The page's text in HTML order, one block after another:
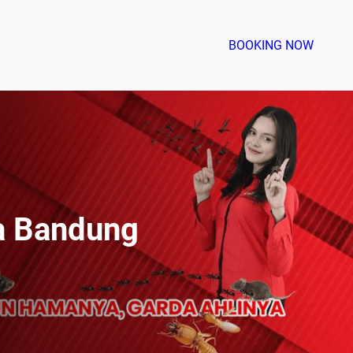
BOOKING NOW
Bandung